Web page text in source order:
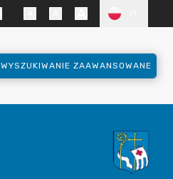
WYSZUKIWANIE ZAAWANSOWANE